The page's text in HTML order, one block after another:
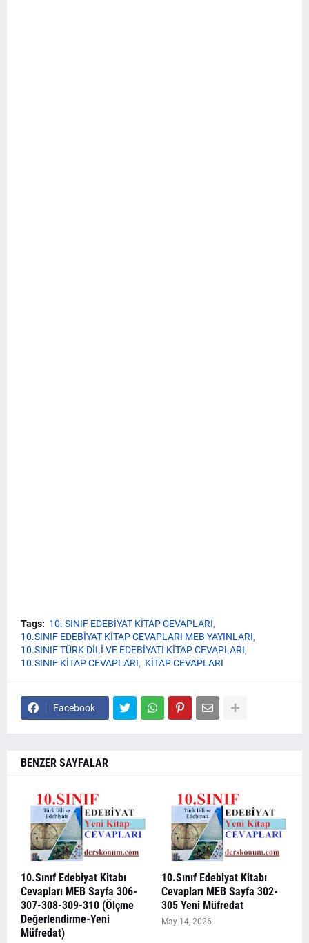
Tags: 10. SINIF EDEBİYAT KİTAP CEVAPLARI
10.SINIF EDEBİYAT KİTAP CEVAPLARI MEB YAYINLARI
10.SINIF TÜRK DİLİ VE EDEBİYATI KİTAP CEVAPLARI
10.SINIF KİTAP CEVAPLARI
KİTAP CEVAPLARI
Facebook
BENZER SAYFALAR
10.Sınıf Edebiyat Kitabı
Cevapları MEB Sayfa 306-
307-308-309-310 (Ölçme
Değerlendirme-Yeni
Müfredat)
10.Sınıf Edebiyat Kitabı
Cevapları MEB Sayfa 302-
305 Yeni Müfredat
May 14, 2026